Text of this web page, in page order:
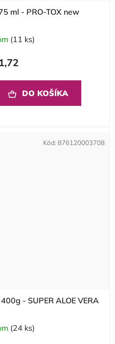
ml - PRO-TOX new
(11 ks)
DO KOŠÍKA
- SUPER ALOE VERA
(24 ks)
Kód:876120003708